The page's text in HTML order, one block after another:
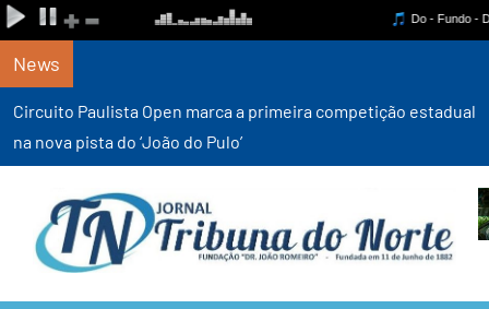
News
Circuito Paulista Open marca a primeira competição estadual
na nova pista do ‘João do Pulo’